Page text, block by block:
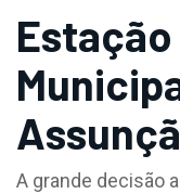
A grande decisão